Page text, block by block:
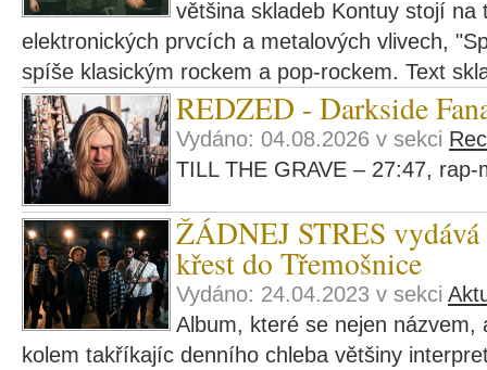
většina skladeb Kontuy stojí na
elektronických prvcích a metalových vlivech,
spíše klasickým rockem a pop-rockem. Text
REDZED - Darkside
Vydáno: 04.08.2026 v sekci
TILL THE GRAVE – 27:47,
ŽÁDNEJ STRES
křest do Třemošnice
Vydáno: 24.04.2023 v sekci
Album, které se nejen
kolem takříkajíc denního chleba většiny